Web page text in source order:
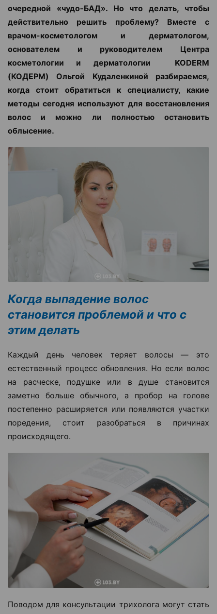
очередной «чудо-БАД». Но что делать, чтобы
действительно решить проблему? Вместе с
врачом-косметологом и дерматологом,
основателем и руководителем Центра
косметологии и дерматологии KODERM
(КОДЕРМ) Ольгой Кудаленкиной разбираемся,
когда стоит обратиться к специалисту, какие
методы сегодня используют для восстановления
волос и можно ли полностью остановить
облысение.
Когда выпадение волос
становится проблемой и что с
этим делать
Каждый день человек теряет волосы — это
естественный процесс обновления. Но если волос
на расческе, подушке или в душе становится
заметно больше обычного, а пробор на голове
постепенно расширяется или появляются участки
поредения, стоит разобраться в причинах
происходящего.
Поводом для консультации трихолога могут стать